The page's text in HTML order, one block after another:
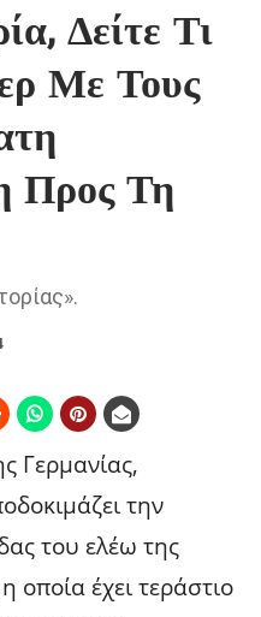
Δείτε Τι
Με Τους
Προς Τη
Γερμανίας,
την
του ελέω της
οποία έχει τεράστιο